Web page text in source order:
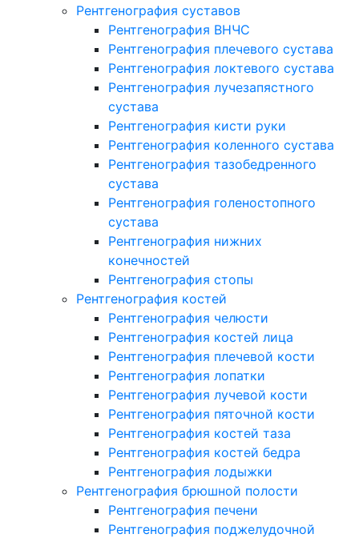
Рентгенография суставов
Рентгенография ВНЧС
Рентгенография плечевого сустава
Рентгенография локтевого сустава
Рентгенография лучезапястного
сустава
Рентгенография кисти руки
Рентгенография коленного сустава
Рентгенография тазобедренного
сустава
Рентгенография голеностопного
сустава
Рентгенография нижних
конечностей
Рентгенография стопы
Рентгенография костей
Рентгенография челюсти
Рентгенография костей лица
Рентгенография плечевой кости
Рентгенография лопатки
Рентгенография лучевой кости
Рентгенография пяточной кости
Рентгенография костей таза
Рентгенография костей бедра
Рентгенография лодыжки
Рентгенография брюшной полости
Рентгенография печени
Рентгенография поджелудочной